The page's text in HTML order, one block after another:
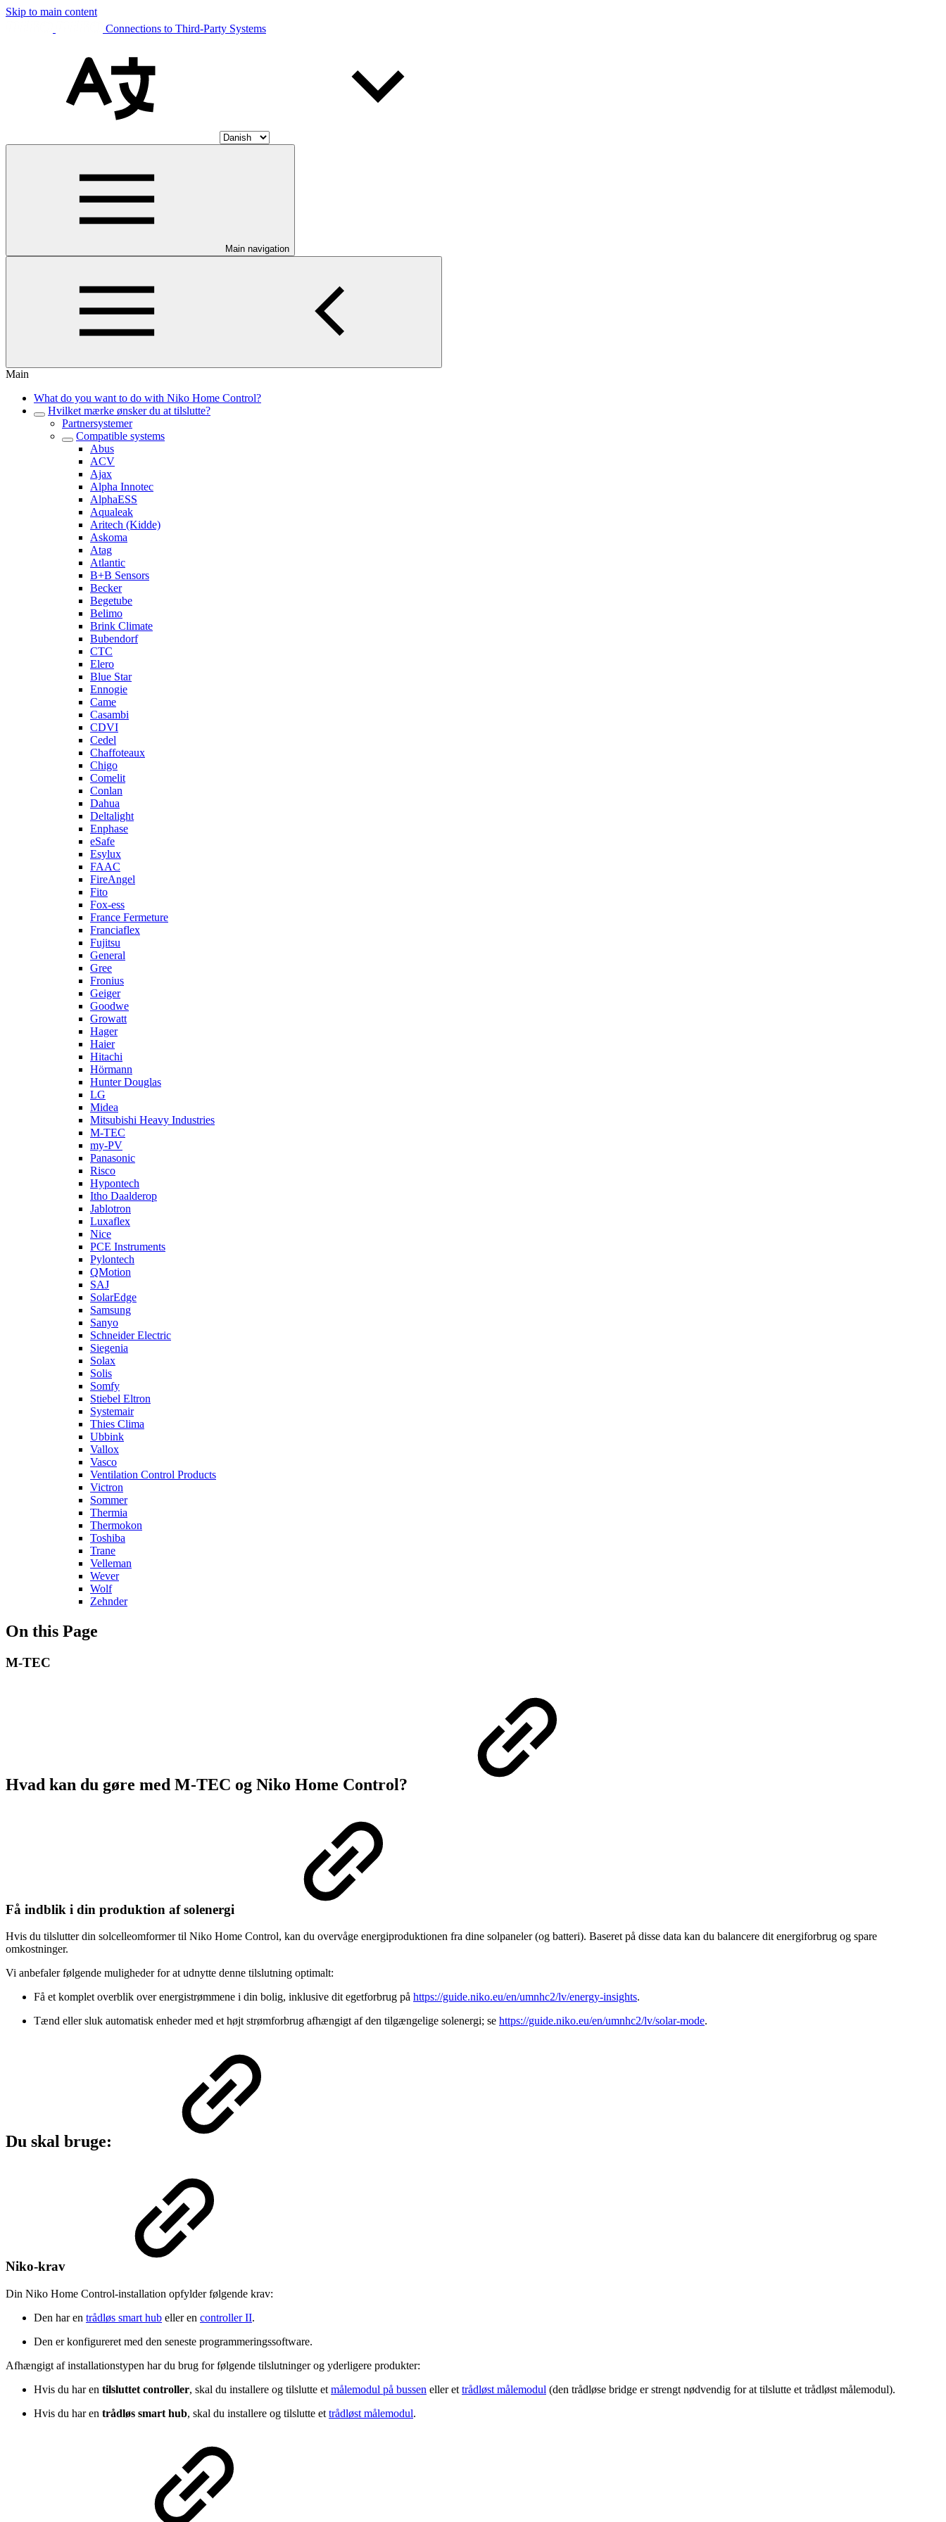
Skip to main content
Connections to Third-Party Systems
Main navigation
Main
What do you want to do with Niko Home Control?
Hvilket mærke ønsker du at tilslutte?
Partnersystemer
Compatible systems
Abus
ACV
Ajax
Alpha Innotec
AlphaESS
Aqualeak
Aritech (Kidde)
Askoma
Atag
Atlantic
B+B Sensors
Becker
Begetube
Belimo
Brink Climate
Bubendorf
CTC
Elero
Blue Star
Ennogie
Came
Casambi
CDVI
Cedel
Chaffoteaux
Chigo
Comelit
Conlan
Dahua
Deltalight
Enphase
eSafe
Esylux
FAAC
FireAngel
Fito
Fox-ess
France Fermeture
Franciaflex
Fujitsu
General
Gree
Fronius
Geiger
Goodwe
Growatt
Hager
Haier
Hitachi
Hörmann
Hunter Douglas
LG
Midea
Mitsubishi Heavy Industries
M-TEC
my-PV
Panasonic
Risco
Hypontech
Itho Daalderop
Jablotron
Luxaflex
Nice
PCE Instruments
Pylontech
QMotion
SAJ
SolarEdge
Samsung
Sanyo
Schneider Electric
Siegenia
Solax
Solis
Somfy
Stiebel Eltron
Systemair
Thies Clima
Ubbink
Vallox
Vasco
Ventilation Control Products
Victron
Sommer
Thermia
Thermokon
Toshiba
Trane
Velleman
Wever
Wolf
Zehnder
On this Page
M-TEC
Hvad kan du gøre med M-TEC og Niko Home Control?
Få indblik i din produktion af solenergi
Hvis du tilslutter din solcelleomformer til Niko Home Control, kan du overvåge energiproduktionen fra dine solpaneler (og batteri). Baseret på disse data kan du balancere dit energiforbrug og spare
omkostninger.
Vi anbefaler følgende muligheder for at udnytte denne tilslutning optimalt:
Få et komplet overblik over energistrømmene i din bolig, inklusive dit egetforbrug på https://guide.niko.eu/en/umnhc2/lv/energy-insights.
Tænd eller sluk automatisk enheder med et højt strømforbrug afhængigt af den tilgængelige solenergi; se https://guide.niko.eu/en/umnhc2/lv/solar-mode.
Du skal bruge:
Niko-krav
Din Niko Home Control-installation opfylder følgende krav:
Den har en trådløs smart hub eller en controller II.
Den er konfigureret med den seneste programmeringssoftware.
Afhængigt af installationstypen har du brug for følgende tilslutninger og yderligere produkter:
Hvis du har en tilsluttet controller, skal du installere og tilslutte et målemodul på bussen eller et trådløst målemodul (den trådløse bridge er strengt nødvendig for at tilslutte et trådløst målemodul).
Hvis du har en trådløs smart hub, skal du installere og tilslutte et trådløst målemodul.